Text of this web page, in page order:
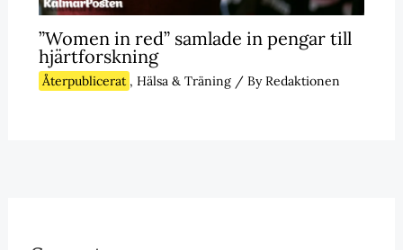
”Women in red” samlade in pengar till
hjärtforskning
Återpublicerat , Hälsa & Träning/ ByRedaktionen